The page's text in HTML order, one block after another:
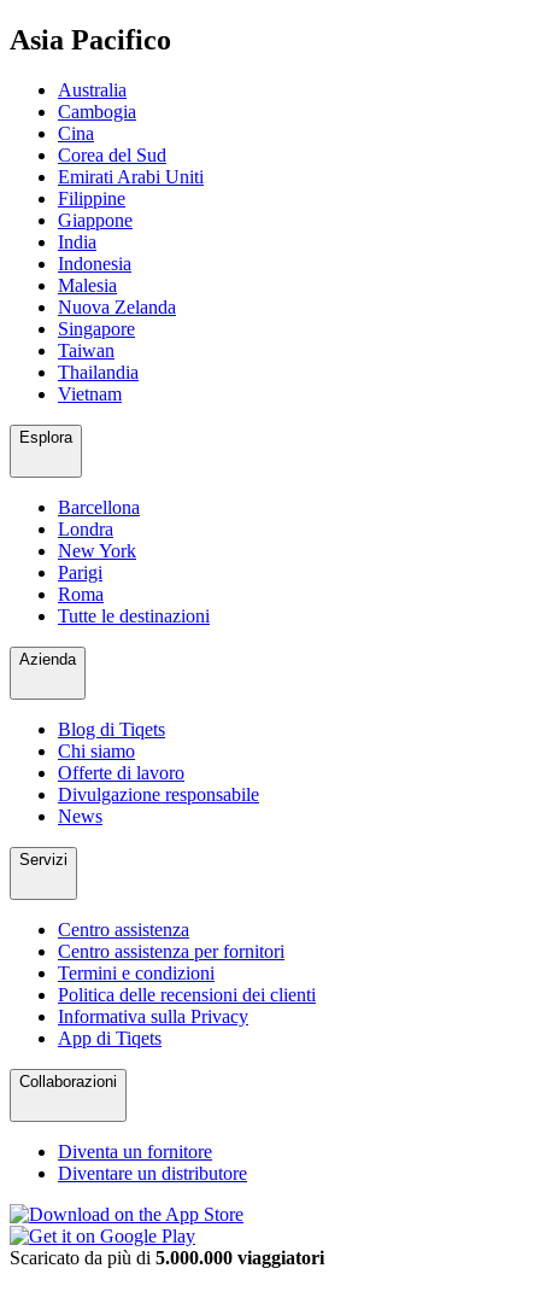
Asia Pacifico
Australia
Cambogia
Cina
Corea del Sud
Emirati Arabi Uniti
Filippine
Giappone
India
Indonesia
Malesia
Nuova Zelanda
Singapore
Taiwan
Thailandia
Vietnam
Esplora
Barcellona
Londra
New York
Parigi
Roma
Tutte le destinazioni
Azienda
Blog di Tiqets
Chi siamo
Offerte di lavoro
Divulgazione responsabile
News
Servizi
Centro assistenza
Centro assistenza per fornitori
Termini e condizioni
Politica delle recensioni dei clienti
Informativa sulla Privacy
App di Tiqets
Collaborazioni
Diventa un fornitore
Diventare un distributore
Scaricato da più di 5.000.000 viaggiatori